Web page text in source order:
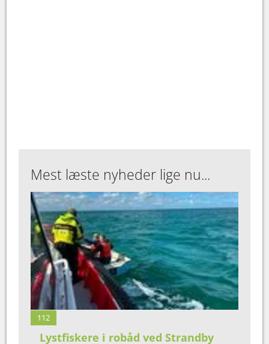
Mest læste nyheder lige nu...
112
Lystfiskere i robåd ved Strandby